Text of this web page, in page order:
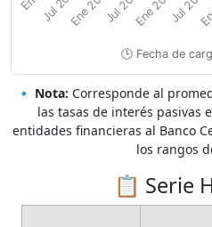
🕒 Fecha de
🔹 Nota: Corresponde al
las tasas de interés pasivas
entidades financieras al Banco
los rangos
📋 Serie